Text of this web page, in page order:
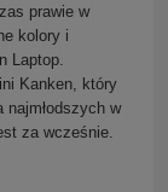
prawie w
kolory i
Laptop.
Kanken, który
w
za wcześnie.